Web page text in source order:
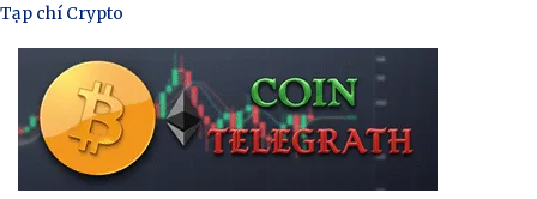
Skip
content
Tạp chí Crypto